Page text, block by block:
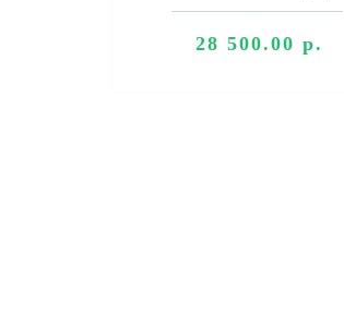
складской программы "АСД".
28 500.00 р.